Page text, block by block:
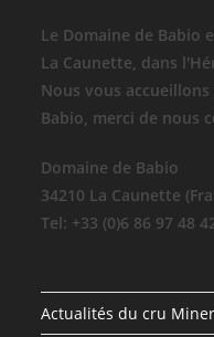
Le Domaine de Babio
La Caunette, dans
Nous vous
Babio, merci de nous
Domaine de Babio
34210 La Caunette
Tel: +33 (0)6 86 97 48
Actualités du cru